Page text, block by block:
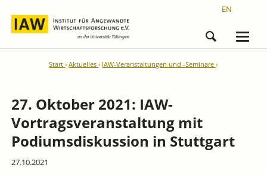
EN
Start Aktuelles IAW-Veranstaltungen und -Seminare
27. Oktober 2021: IAW-
Vortragsveranstaltung mit
Podiumsdiskussion in Stuttgart
27.10.2021